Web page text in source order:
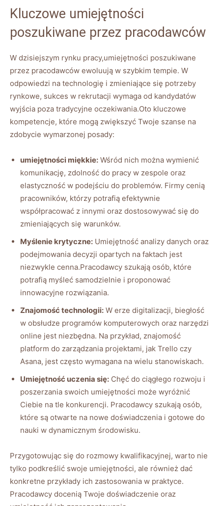
Kluczowe umiejętności
poszukiwane przez pracodawców
W dzisiejszym rynku pracy,umiejętności poszukiwane
przez pracodawców ewoluują w szybkim tempie. W
odpowiedzi na technologię i zmieniające się potrzeby
rynkowe, sukces w rekrutacji wymaga od kandydatów
wyjścia poza tradycyjne oczekiwania.Oto kluczowe
kompetencje, które mogą zwiększyć Twoje szanse na
zdobycie wymarzonej posady:
umiejętności miękkie: Wśród nich można wymienić
komunikację, zdolność do pracy w zespole oraz
elastyczność w podejściu do problemów. Firmy cenią
pracowników, którzy potrafią efektywnie
współpracować z innymi oraz dostosowywać się do
zmieniających się warunków.
Myślenie krytyczne: Umiejętność analizy danych oraz
podejmowania decyzji opartych na faktach jest
niezwykle cenna.Pracodawcy szukają osób, które
potrafią myśleć samodzielnie i proponować
innowacyjne rozwiązania.
Znajomość technologii: W erze digitalizacji, biegłość
w obsłudze programów komputerowych oraz narzędzi
online jest niezbędna. Na przykład, znajomość
platform do zarządzania projektami, jak Trello czy
Asana, jest często wymagana na wielu stanowiskach.
Umiejętność uczenia się: Chęć do ciągłego rozwoju i
poszerzania swoich umiejętności może wyróżnić
Ciebie na tle konkurencji. Pracodawcy szukają osób,
które są otwarte na nowe doświadczenia i gotowe do
nauki w dynamicznym środowisku.
Przygotowując się do rozmowy kwalifikacyjnej, warto nie
tylko podkreślić swoje umiejętności, ale również dać
konkretne przykłady ich zastosowania w praktyce.
Pracodawcy docenią Twoje doświadczenie oraz